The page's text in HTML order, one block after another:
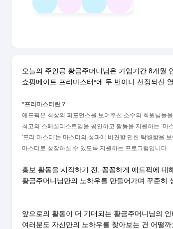
오늘의 주인공 황금주머니님은 가입기간 8개월
쇼핑메이트 프리마스터*에 두 번이나 선정되신
*프리마스터란 ?
애드픽은 최상의 퍼포먼스를 보여주신 소수의 회원님들
최고의 스페셜리스트임을 공인하고 활동을 지원하는 ‘마
'프리 마스터'는 마스터의 성과에 비견할 만한 탁월함을
마스터로 성장하실 수 있도록 지원하는 프로그램입니다.
홍보 활동을 시작하기 전, 꼼꼼하게 애드픽에 대
황금주머니님만의 노하우를 만들어가며 꾸준히
앞으로의 활동이 더 기대되는 황금주머니님의
여러분도 자신만의 노하우를 찾아보는 건 어떨까